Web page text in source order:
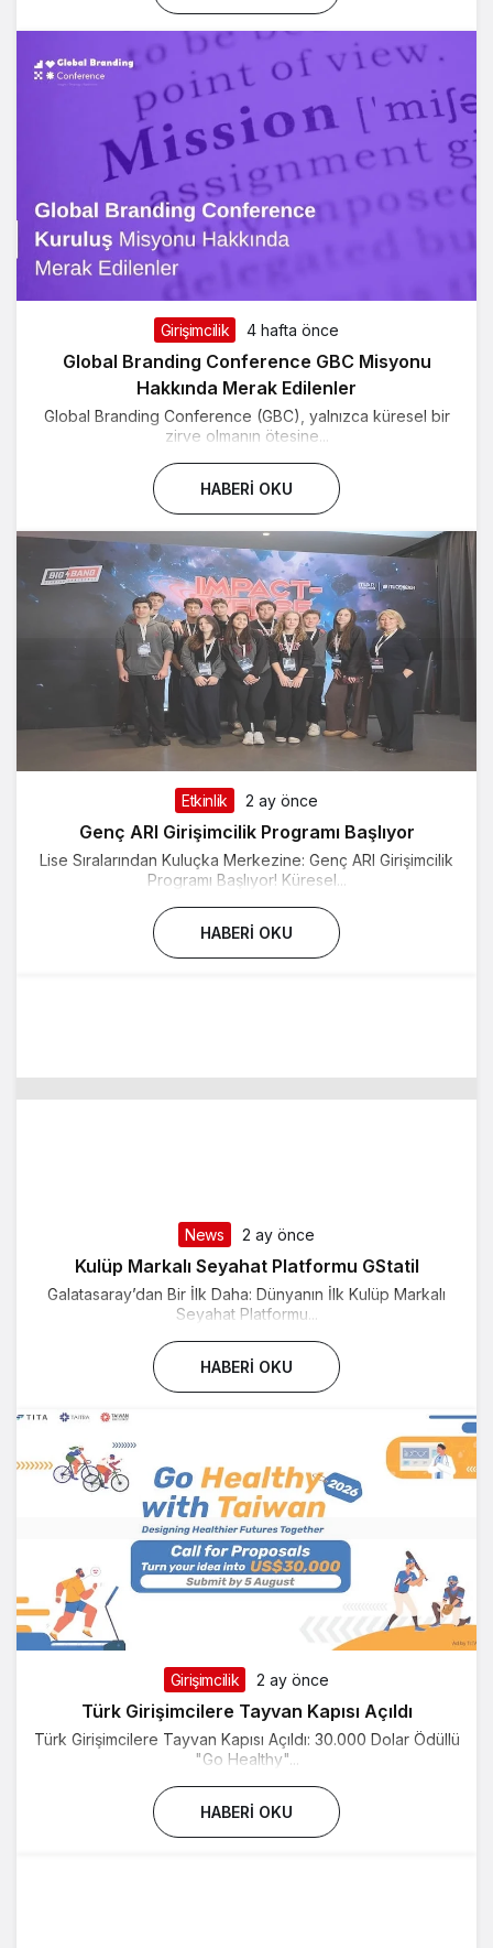
Girişimcilik 4 hafta önce
Global Branding Conference GBC Misyonu
Hakkında Merak Edilenler
Global Branding Conference (GBC), yalnızca küresel bir
zirve olmanın ötesine...
HABERI OKU
Etkinlik 2 ay önce
Genç ARI Girişimcilik Programı Başlıyor
Lise Sıralarından Kuluçka Merkezine: Genç ARI Girişimcilik
Programı Başlıyor! Küresel...
HABERI OKU
News
Kulüp Markalı Seyahat Platformu GStatil
Galatasaray’dan Bir İlk Daha: Dünyanın İlk Kulüp Markalı
Girişimcilik
Türk Girişimcilere Tayvan Kapısı Açıldı
Türk Girişimcilere Tayvan Kapısı Açıldı: 30.000 Dolar Ödüllü